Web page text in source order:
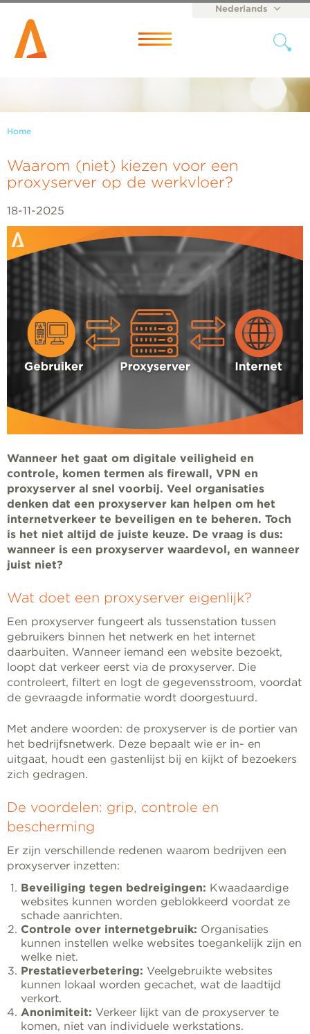
Nederlands
Menu
Home
Waarom (niet) kiezen voor een
proxyserver op de werkvloer?
18-11-2025
Wanneer het gaat om digitale veiligheid en
controle, komen termen als firewall, VPN en
proxyserver al snel voorbij. Veel organisaties
denken dat een proxyserver kan helpen om het
internetverkeer te beveiligen en te beheren. Toch
is het niet altijd de juiste keuze. De vraag is dus:
wanneer is een proxyserver waardevol, en wanneer
juist niet?
Wat doet een proxyserver eigenlijk?
Een proxyserver fungeert als tussenstation tussen
gebruikers binnen het netwerk en het internet
daarbuiten. Wanneer iemand een website bezoekt,
loopt dat verkeer eerst via de proxyserver. Die
controleert, filtert en logt de gegevensstroom, voordat
de gevraagde informatie wordt doorgestuurd.
Met andere woorden: de proxyserver is de portier van
het bedrijfsnetwerk. Deze bepaalt wie er in- en
uitgaat, houdt een gastenlijst bij en kijkt of bezoekers
zich gedragen.
De voordelen: grip, controle en
bescherming
Er zijn verschillende redenen waarom bedrijven een
proxyserver inzetten:
Beveiliging tegen bedreigingen: Kwaadaardige
websites kunnen worden geblokkeerd voordat ze
schade aanrichten.
Controle over internetgebruik: Organisaties
kunnen instellen welke websites toegankelijk zijn en
welke niet.
Prestatieverbetering: Veelgebruikte websites
kunnen lokaal worden gecachet, wat de laadtijd
verkort.
Anonimiteit: Verkeer lijkt van de proxyserver te
komen, niet van individuele werkstations.